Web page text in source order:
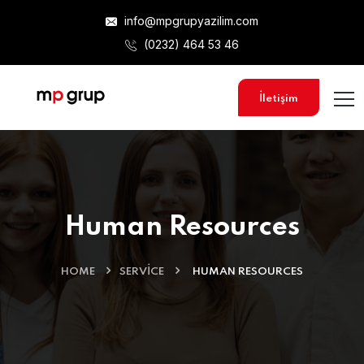
info@mpgrupyazilim.com
(0232) 464 53 46
İletişim
Human Resources
HOME SERVICE HUMAN RESOURCES